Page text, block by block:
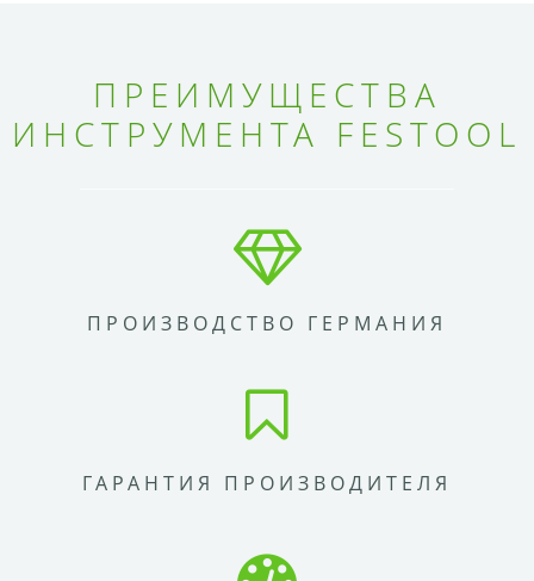
ПРЕИМУЩЕСТВА
ИНСТРУМЕНТА FESTOOL
ПРОИЗВОДСТВО ГЕРМАНИЯ
ГАРАНТИЯ ПРОИЗВОДИТЕЛЯ